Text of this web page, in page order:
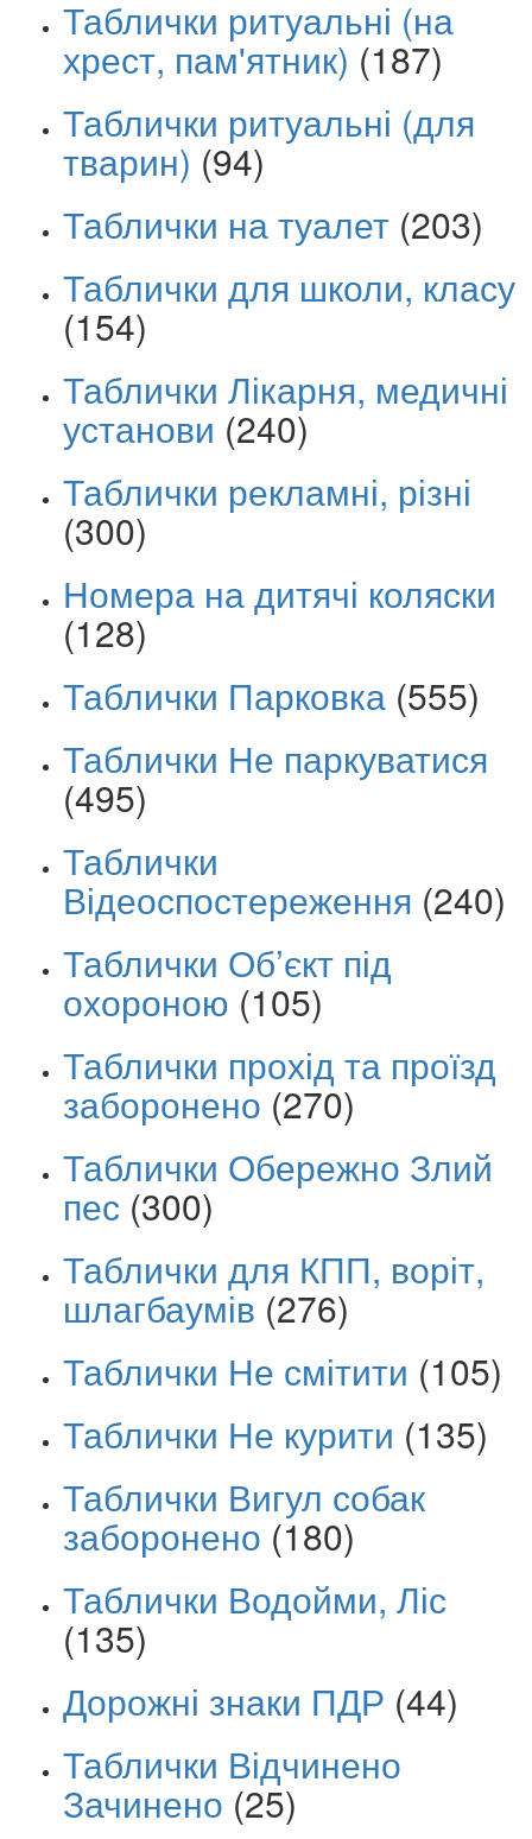
Таблички ритуальні (на
хрест, пам'ятник) (187)
Таблички ритуальні (для
тварин) (94)
Таблички на туалет (203)
Таблички для школи, класу
(154)
Таблички Лікарня, медичні
установи (240)
Таблички рекламні, різні
(300)
Номера на дитячі коляски
(128)
Таблички Парковка (555)
Таблички Не паркуватися
(495)
Таблички
Відеоспостереження (240)
Таблички Об’єкт під
охороною (105)
Таблички прохід та проїзд
заборонено (270)
Таблички Обережно Злий
пес (300)
Таблички для КПП, воріт,
шлагбаумів (276)
Таблички Не смітити (105)
Таблички Не курити (135)
Таблички Вигул собак
заборонено (180)
Таблички Водойми, Ліс
(135)
Дорожні знаки ПДР (44)
Таблички Відчинено
Зачинено (25)